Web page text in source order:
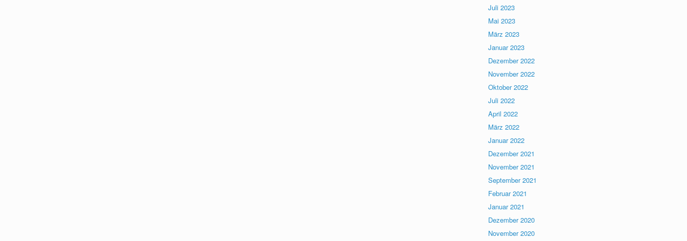
Juli 2023
Mai 2023
März 2023
Januar 2023
Dezember 2022
November 2022
Oktober 2022
Juli 2022
April 2022
März 2022
Januar 2022
Dezember 2021
November 2021
September 2021
Februar 2021
Januar 2021
Dezember 2020
November 2020